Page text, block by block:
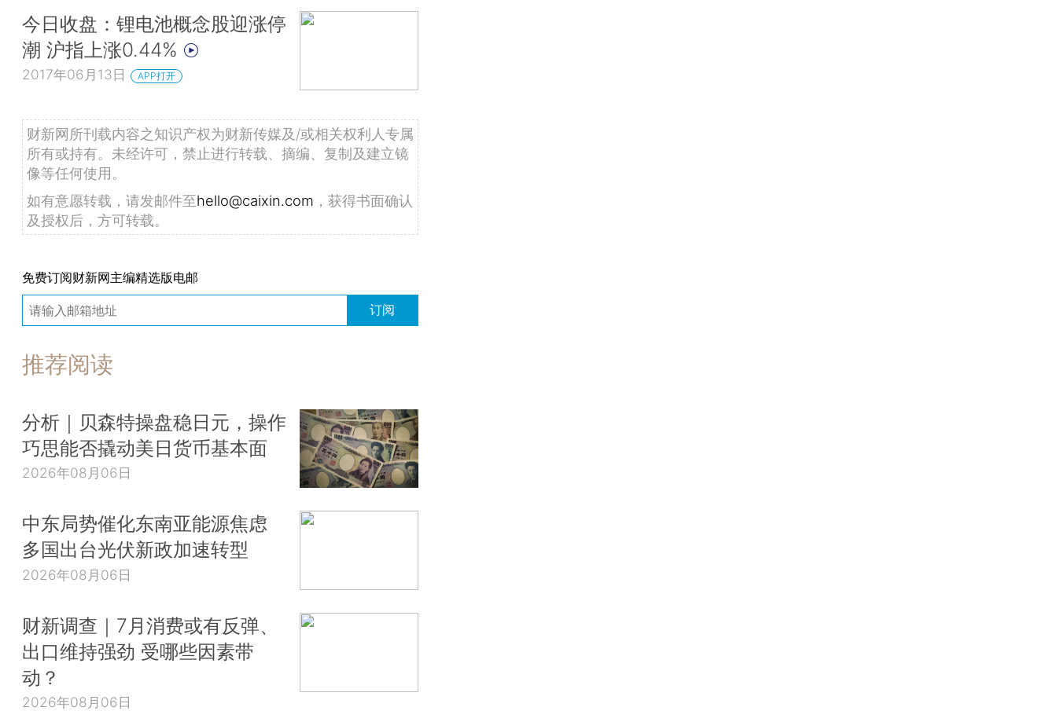
今日收盘：锂电池概念股迎涨停
潮 沪指上涨0.44%
2017年06月13日 APP打开
财新网所刊载内容之知识产权为财新传媒及/或相关权利人专属
所有或持有。未经许可，禁止进行转载、摘编、复制及建立镜
像等任何使用。
如有意愿转载，请发邮件至hello@caixin.com ，获得书面确认
及授权后，方可转载。
免费订阅财新网主编精选版电邮
订阅
推荐阅读
分析｜贝森特操盘稳日元，操作
巧思能否撬动美日货币基本面
2026年08月06日
中东局势催化东南亚能源焦虑
多国出台光伏新政加速转型
2026年08月06日
财新调查｜7月消费或有反弹、
出口维持强劲 受哪些因素带
动？
2026年08月06日